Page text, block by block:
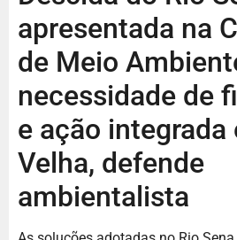
apresentada na
de Meio
necessidade de
e ação integrada
Velha, defende
ambientalista